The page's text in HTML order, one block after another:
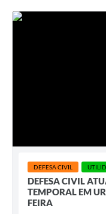
DEFESA CIVIL
DEFESA CIVIL
TEMPORAL EM
FEIRA